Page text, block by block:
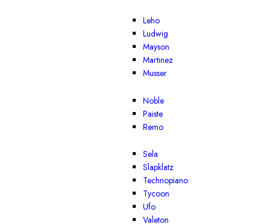
Leho
Ludwig
Mayson
Martinez
Musser
Noble
Paiste
Remo
Sela
Slapklatz
Technopiano
Tycoon
Ufo
Valeton